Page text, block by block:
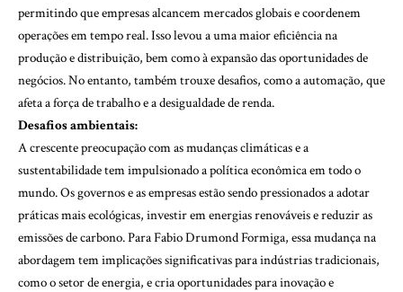
permitindo que empresas alcancem mercados globais e coordenem
operações em tempo real. Isso levou a uma maior eficiência na
produção e distribuição, bem como à expansão das oportunidades de
negócios. No entanto, também trouxe desafios, como a automação, que
afeta a força de trabalho e a desigualdade de renda.
Desafios ambientais:
A crescente preocupação com as mudanças climáticas e a
sustentabilidade tem impulsionado a política econômica em todo o
mundo. Os governos e as empresas estão sendo pressionados a adotar
práticas mais ecológicas, investir em energias renováveis e reduzir as
emissões de carbono. Para Fabio Drumond Formiga, essa mudança na
abordagem tem implicações significativas para indústrias tradicionais,
como o setor de energia, e cria oportunidades para inovação e